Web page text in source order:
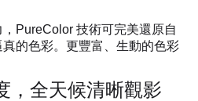
PureColor 技術可完美還原自
的色彩。更豐富、生動的色彩
，全天候清晰觀影